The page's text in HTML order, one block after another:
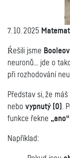
7. 10. 2025
Ŕešili jsme
neuronů...
jde o
při rozhodování
Představ si, že máš
nebo vypnutý (0)
funkce řekne „ano“
Například: